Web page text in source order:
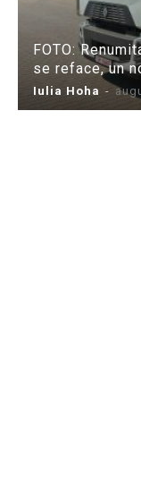
FOTO:
se reface, un
Iulia Hoha -